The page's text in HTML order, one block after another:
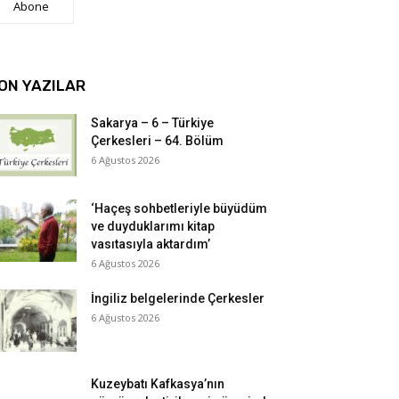
Abone
YAZILAR
Sakarya – 6 – Türkiye
Çerkesleri – 64. Bölüm
6 Ağustos 2026
‘Haçeş sohbetleriyle büyüdüm
ve duyduklarımı kitap
vasıtasıyla aktardım’
6 Ağustos 2026
İngiliz belgelerinde Çerkesler
6 Ağustos 2026
Kuzeybatı Kafkasya’nın